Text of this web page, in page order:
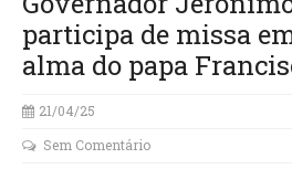
participa de missa
alma do papa
21/04/25
Sem Comentário